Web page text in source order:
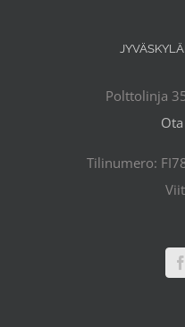
Polttolinja
Tilinumero: